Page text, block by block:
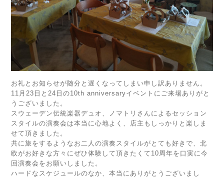
お礼とお知らせが随分と遅くなってしまい申し訳ありません。
11月23日と24日の10th anniversaryイベントにご来場ありがと
うございました。
スウェーデン伝統楽器デュオ、ノマトリさんによるセッション
スタイルの演奏会は本当に心地よく、店主もしっかりと楽しま
せて頂きました。
共に旅をするようなお二人の演奏スタイルがとても好きで、北
欧がお好きな方々にぜひ体験して頂きたくて10周年を口実に今
回演奏会をお願いしました。
ハードなスケジュールのなか、本当にありがとうございまし